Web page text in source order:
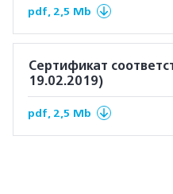
pdf, 2,5 Mb
Сертификат
19.02.2019)
pdf, 2,5 Mb